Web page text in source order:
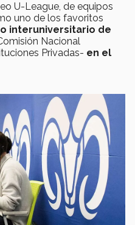
U-League, de equipos
uno de los favoritos
interuniversitario de
Nacional
Privadas- en el